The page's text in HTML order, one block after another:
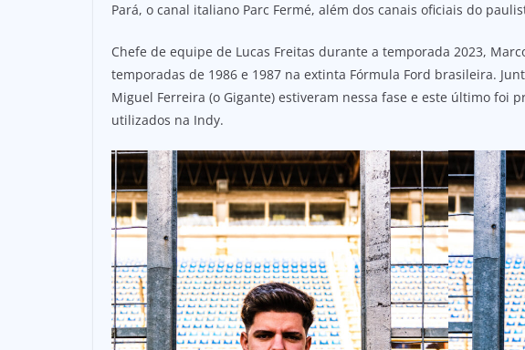
Pará, o canal italiano Parc Fermé, além dos canais oficiais do
Chefe de equipe de Lucas Freitas durante a temporada 2023,
temporadas de 1986 e 1987 na extinta Fórmula Ford brasileira.
Miguel Ferreira (o Gigante) estiveram nessa fase e este último foi
utilizados na Indy.